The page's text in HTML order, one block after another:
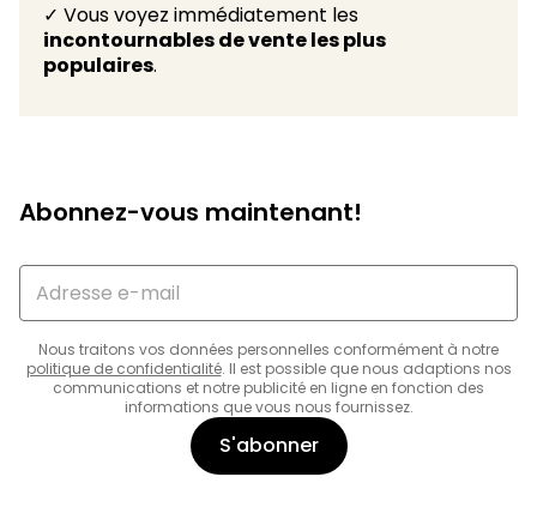
✓ Vous voyez immédiatement les
incontournables de vente les plus
populaires.
Abonnez-vous maintenant!
Nous traitons vos données personnelles conformément à notre
politique de confidentialité. Il est possible que nous adaptions nos
communications et notre publicité en ligne en fonction des
informations que vous nous fournissez.
S'abonner